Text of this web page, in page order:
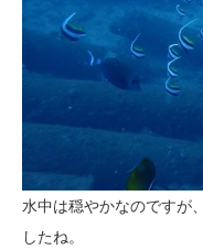
水中は穏やかなのですが
したね。